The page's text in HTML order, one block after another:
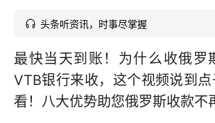
头条听资讯，时事尽掌握
最快当天到账！为什么收俄罗
VTB银行来收，这个视频说到
看！八大优势助您俄罗斯收款不